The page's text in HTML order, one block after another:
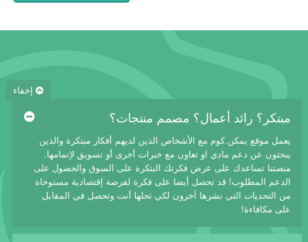
إخفاء
مبتكر؟ رائد أعمال؟ مصمم منتجات؟
يعمل موقع يمكن.كوم مع الأشخاص الذين لديهم أفكار مبتكرة والذين
يبحثون عن دعم مادي او تعاون مع خبرات أخرى أو تسويق لإتمامها.
منصتنا تساعدك على عرض فكرتك البتكرة على السوق والحصول على
الدعم المطلوب! قد تحصل أيضا على فكرة لفرصة إقتصادية مستوحاة
من التحديات التي نشرها آخرون لكي تحلها أنت وتحصل في المقابل
على مكافاءة!